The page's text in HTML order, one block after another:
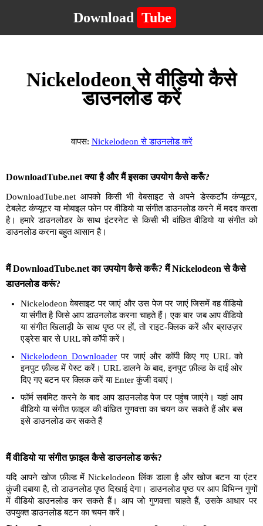
Download Tube
Nickelodeon से वीडियो कैसे
डाउनलोड करें
वापस: Nickelodeon से डाउनलोड करें
DownloadTube.net क्या है और मैं इसका उपयोग कैसे करूँ?
DownloadTube.net आपको किसी भी वेबसाइट से अपने डेस्कटॉप कंप्यूटर,
टेबलेट कंप्यूटर या मोबाइल फोन पर वीडियो या संगीत डाउनलोड करने में मदद करता
है। हमारे डाउनलोडर के साथ इंटरनेट से किसी भी वांछित वीडियो या संगीत को
डाउनलोड करना बहुत आसान है।
मैं DownloadTube.net का उपयोग कैसे करूँ? मैं Nickelodeon से कैसे
डाउनलोड करूं?
Nickelodeon वेबसाइट पर जाएं और उस पेज पर जाएं जिसमें वह वीडियो
या संगीत है जिसे आप डाउनलोड करना चाहते हैं। एक बार जब आप वीडियो
या संगीत खिलाड़ी के साथ पृष्ठ पर हों, तो राइट-क्लिक करें और ब्राउज़र
एड्रेस बार से URL को कॉपी करें।
Nickelodeon Downloader पर जाएं और कॉपी किए गए URL को
इनपुट फ़ील्ड में पेस्ट करें। URL डालने के बाद, इनपुट फ़ील्ड के दाईं ओर
दिए गए बटन पर क्लिक करें या Enter कुंजी दबाएं।
फॉर्म सबमिट करने के बाद आप डाउनलोड पेज पर पहुंच जाएंगे। यहां आप
वीडियो या संगीत फ़ाइल की वांछित गुणवत्ता का चयन कर सकते हैं और बस
इसे डाउनलोड कर सकते हैं
मैं वीडियो या संगीत फ़ाइल कैसे डाउनलोड करूं?
यदि आपने खोज फ़ील्ड में Nickelodeon लिंक डाला है और खोज बटन या एंटर
कुंजी दबाया है, तो डाउनलोड पृष्ठ दिखाई देगा। डाउनलोड पृष्ठ पर आप विभिन्न गुणों
में वीडियो डाउनलोड कर सकते हैं। आप जो गुणवत्ता चाहते हैं, उसके आधार पर
उपयुक्त डाउनलोड बटन का चयन करें।